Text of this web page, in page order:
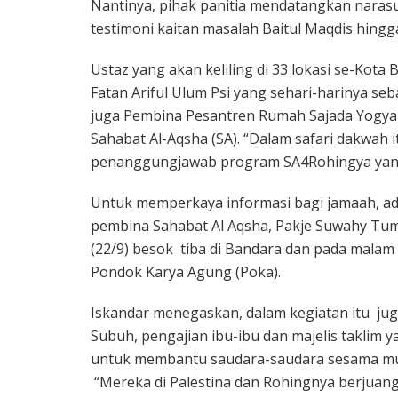
Nantinya, pihak panitia mendatangkan
testimoni kaitan masalah Baitul Maqdis
Ustaz yang akan keliling di 33 lokasi se-
Fatan Ariful Ulum Psi yang sehari-harinya
juga Pembina Pesantren Rumah Sajada
Sahabat Al-Aqsha (SA). “Dalam safari
penanggungjawab program SA4Rohingya
Untuk memperkaya informasi bagi jamaah,
pembina Sahabat Al Aqsha, Pakje Suwahy
(22/9) besok tiba di Bandara dan pada
Pondok Karya Agung (Poka).
Iskandar menegaskan, dalam kegiatan itu
Subuh, pengajian ibu-ibu dan majelis taklim
untuk membantu saudara-saudara sesama
“Mereka di Palestina dan Rohingnya